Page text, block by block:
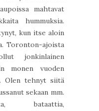
mahtavat
hummuksia.
kun itse aloin
Toronton-ajoista
jonkinlainen
monen vuoden
Olen tehnyt siitä
sekaan mm.
bataattia,